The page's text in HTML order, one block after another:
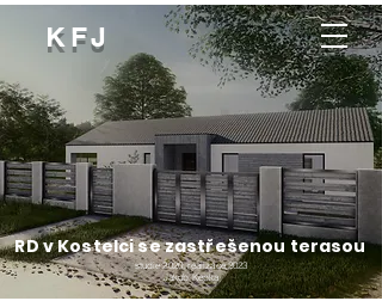
KFJ
RD v Kostelci se zastřešenou terasou
studie 2020, realizace 2023
Jakub Kepka